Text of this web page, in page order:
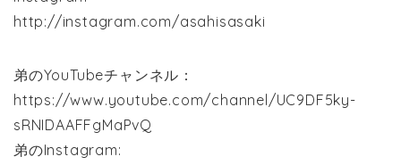
http://instagram.com/asahisasaki
弟のYouTubeチャンネル：
https://www.youtube.com/channel/UC9DF5ky-
sRNIDAAFFgMaPvQ
弟のInstagram: